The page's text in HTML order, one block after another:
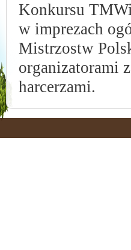
Konkursu
w imprezach
Mistrzostw
organizatorami
harcerzami.